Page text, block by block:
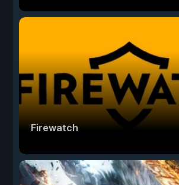
Firewatch